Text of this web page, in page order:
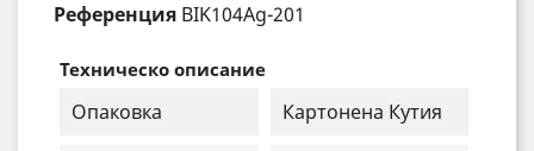
Референция BIK104Ag-201
Техническо описание
Опаковка Картонена Кутия